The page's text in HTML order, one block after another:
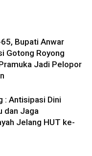
Bupati Anwar
Gotong Royong
Jadi Pelopor
: Antisipasi Dini
dan Jaga
Jelang HUT ke-